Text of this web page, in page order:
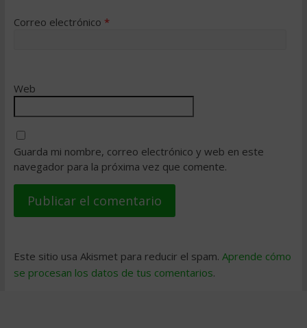
Correo electrónico *
Web
Guarda mi nombre, correo electrónico y web en este
navegador para la próxima vez que comente.
Este sitio usa Akismet para reducir el spam. Aprende cómo
se procesan los datos de tus comentarios.